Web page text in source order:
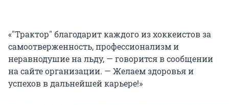
«"Трактор" благодарит каждого из хоккеистов за
самоотверженность, профессионализм и
неравнодушие на льду, — говорится в сообщении
на сайте организации. — Желаем здоровья и
успехов в дальнейшей карьере!»